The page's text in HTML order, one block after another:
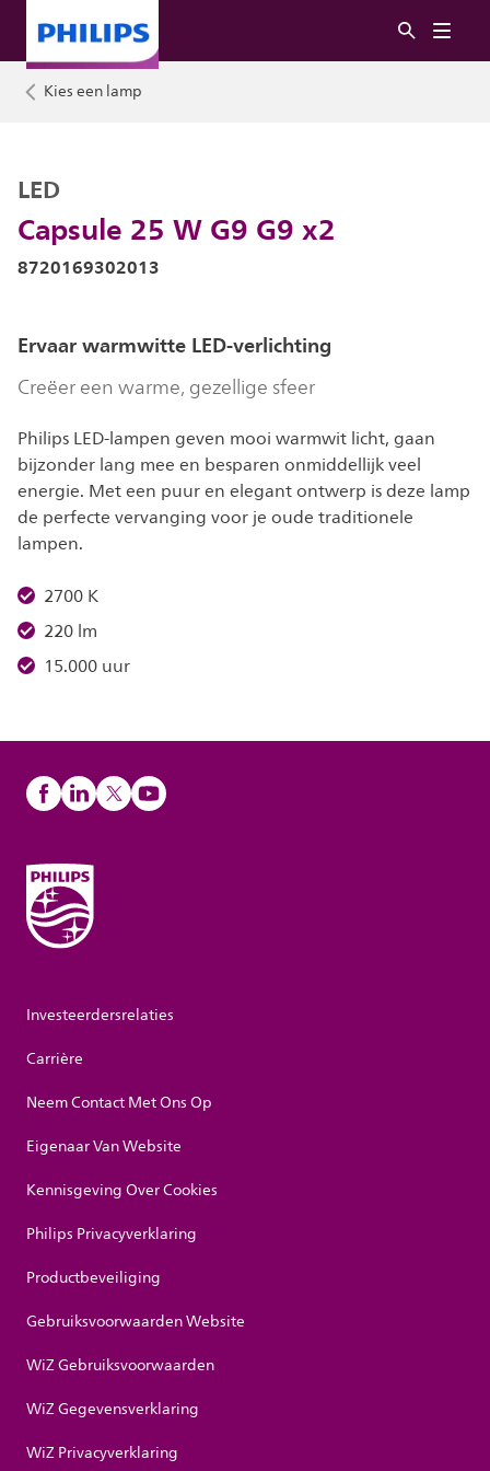
Kies een lamp
Capsule 25 W G9 G9 x2
LED
8720169302013
Ervaar warmwitte LED-verlichting
Creëer een warme, gezellige sfeer
Philips LED-lampen geven mooi warmwit licht, gaan
bijzonder lang mee en besparen onmiddellijk veel
energie. Met een puur en elegant ontwerp is deze lamp
de perfecte vervanging voor je oude traditionele
lampen.
2700 K
220 lm
15.000 uur
Investeerdersrelaties
Carrière
Neem Contact Met Ons Op
Eigenaar Van Website
Kennisgeving Over Cookies
Philips Privacyverklaring
Productbeveiliging
Gebruiksvoorwaarden Website
WiZ Gebruiksvoorwaarden
WiZ Gegevensverklaring
WiZ Privacyverklaring